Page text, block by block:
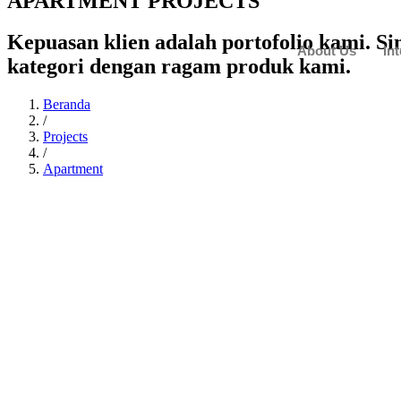
About Us
Kepuasan klien adalah portofolio kami.
kategori dengan ragam produk kami.
Beranda
/
Projects
/
Apartment